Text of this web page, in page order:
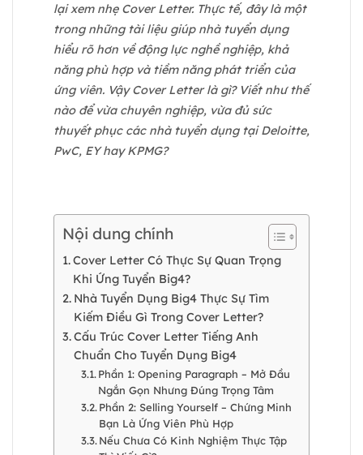
lại xem nhẹ Cover Letter. Thực tế, đây là một
trong những tài liệu giúp nhà tuyển dụng
hiểu rõ hơn về động lực nghề nghiệp, khả
năng phù hợp và tiềm năng phát triển của
ứng viên. Vậy Cover Letter là gì? Viết như thế
nào để vừa chuyên nghiệp, vừa đủ sức
thuyết phục các nhà tuyển dụng tại Deloitte,
PwC, EY hay KPMG?
Nội dung chính
Cover Letter Có Thực Sự Quan Trọng
Khi Ứng Tuyển Big4?
Nhà Tuyển Dụng Big4 Thực Sự Tìm
Kiếm Điều Gì Trong Cover Letter?
Cấu Trúc Cover Letter Tiếng Anh
Chuẩn Cho Tuyển Dụng Big4
Phần 1: Opening Paragraph – Mở Đầu
Ngắn Gọn Nhưng Đúng Trọng Tâm
Phần 2: Selling Yourself – Chứng Minh
Bạn Là Ứng Viên Phù Hợp
Nếu Chưa Có Kinh Nghiệm Thực Tập